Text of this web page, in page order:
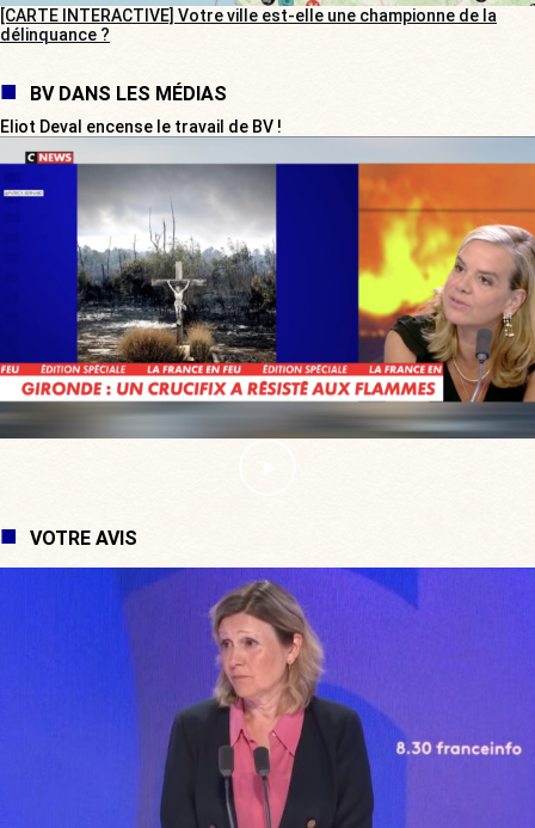
[CARTE INTERACTIVE] Votre ville est-elle une championne de la
délinquance ?
BV DANS LES MÉDIAS
Eliot Deval encense le travail de BV !
VOTRE AVIS